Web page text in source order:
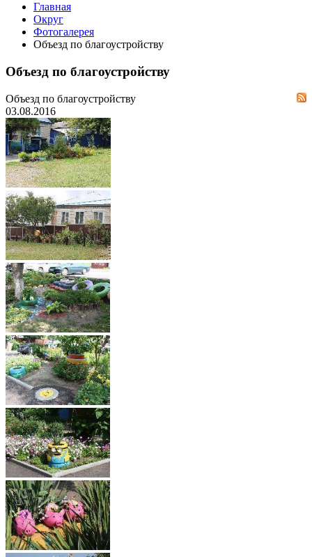
Главная
Округ
Фотогалерея
Объезд по благоустройству
Объезд по благоустройству
Объезд по благоустройству
03.08.2016